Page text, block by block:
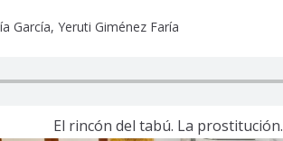
García, Yeruti Giménez Faría
El rincón del tabú. La prostitución.